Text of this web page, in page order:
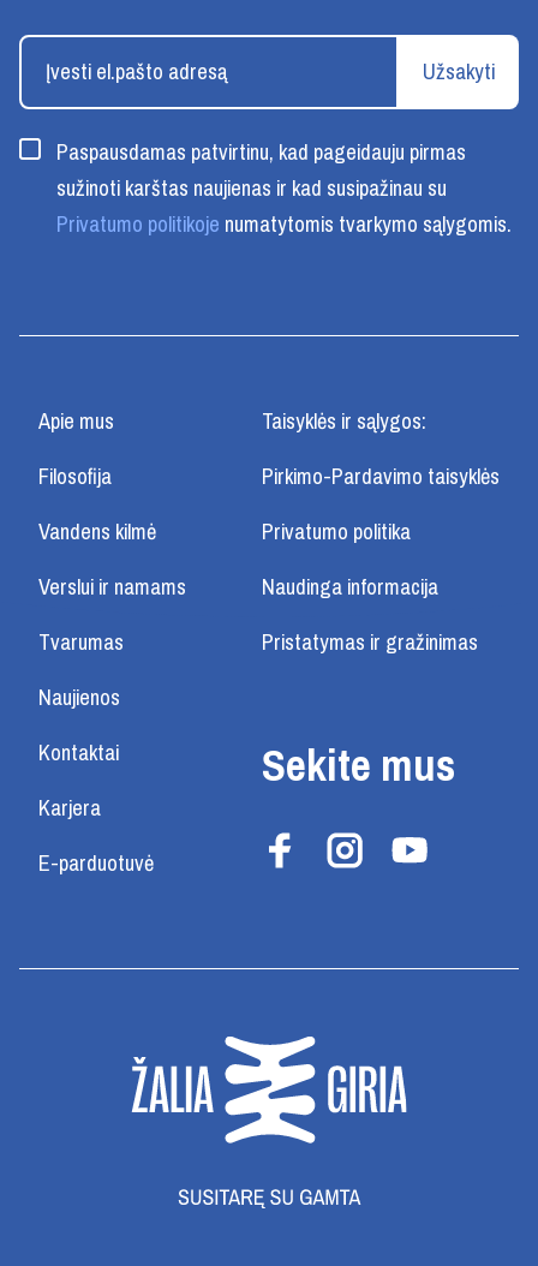
Užsakyti
Paspausdamas patvirtinu, kad pageidauju pirmas
sužinoti karštas naujienas ir kad susipažinau su
Privatumo politikojenumatytomis tvarkymo sąlygomis.
Apie mus
Filosofija
Vandens kilmė
Verslui ir namams
Tvarumas
Naujienos
Kontaktai
Karjera
E-parduotuvė
Taisyklės ir sąlygos:
Pirkimo-Pardavimo taisyklės
Privatumo politika
Naudinga informacija
Pristatymas ir gražinimas
Sekite mus